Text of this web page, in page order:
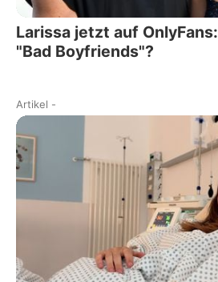
Larissa jetzt auf
"Bad Boyfriends"?
Artikel -